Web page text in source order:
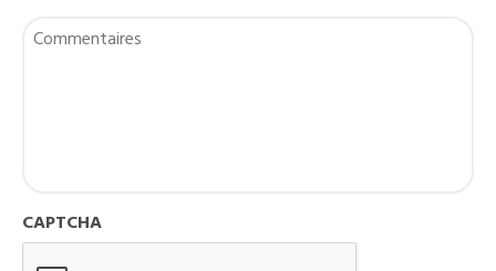
Commentaires
CAPTCHA